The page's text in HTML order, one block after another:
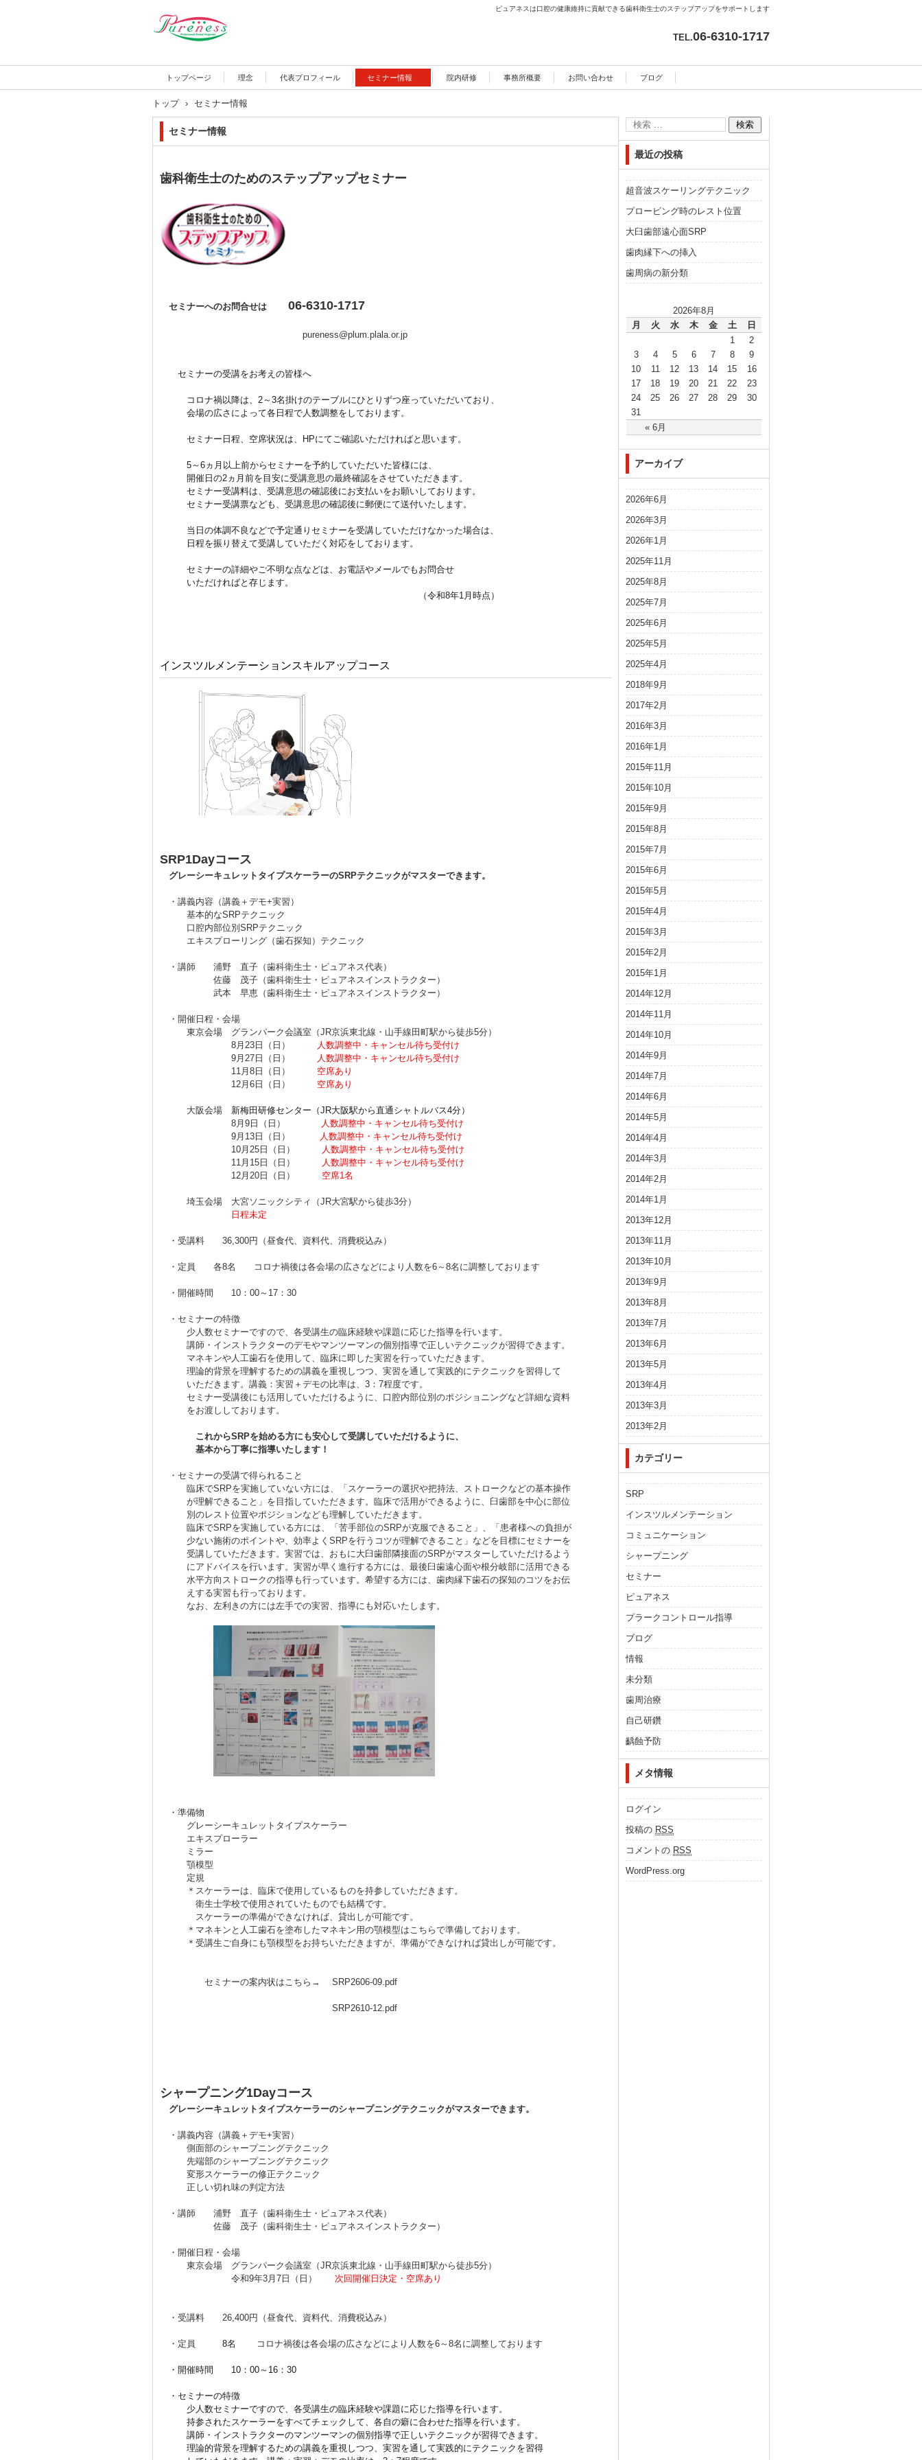
ピュアネスは口腔の健康維持に貢献できる歯科衛生士のステップアップをサポートします
TEL.06-6310-1717
トップページ 理念 代表プロフィール セミナー情報 院内研修 事務所概要 お問い合わせ ブログ
トップ › セミナー情報
セミナー情報
歯科衛生士のためのステップアップセミナー
セミナーへのお問合せは 06-6310-1717
pureness@plum.plala.or.jp
セミナーの受講をお考えの皆様へ
コロナ禍以降は、2～3名掛けのテーブルにひとりずつ座っていただいており、
会場の広さによって各日程で人数調整をしております。
セミナー日程、空席状況は、HPにてご確認いただければと思います。
5～6ヵ月以上前からセミナーを予約していただいた皆様には、
開催日の2ヵ月前を目安に受講意思の最終確認をさせていただきます。
セミナー受講料は、受講意思の確認後にお支払いをお願いしております。
セミナー受講票なども、受講意思の確認後に郵便にて送付いたします。
当日の体調不良などで予定通りセミナーを受講していただけなかった場合は、
日程を振り替えて受講していただく対応をしております。
セミナーの詳細やご不明な点などは、お電話やメールでもお問合せ
いただければと存じます。
（令和8年1月時点）
インスツルメンテーションスキルアップコース
SRP1Dayコース
グレーシーキュレットタイプスケーラーのSRPテクニックがマスターできます。
・講義内容（講義＋デモ+実習）
基本的なSRPテクニック
口腔内部位別SRPテクニック
エキスプローリング（歯石探知）テクニック
・講師 浦野 直子（歯科衛生士・ピュアネス代表）
佐藤 茂子（歯科衛生士・ピュアネスインストラクター）
武本 早恵（歯科衛生士・ピュアネスインストラクター）
・開催日程・会場
東京会場 グランパーク会議室（JR京浜東北線・山手線田町駅から徒歩5分）
8月23日（日）
人数調整中・キャンセル待ち受付け
9月27日（日）
人数調整中・キャンセル待ち受付け
11月8日（日） 空席あり
12月6日（日） 空席あり
大阪会場 新梅田研修センター（JR大阪駅から直通シャトルバス4分）
8月9日（日）
人数調整中・キャンセル待ち受付け
9月13日（日）
人数調整中・キャンセル待ち受付け
10月25日（日）
人数調整中・キャンセル待ち受付け
11月15日（日）
人数調整中・キャンセル待ち受付け
12月20日（日） 空席1名
埼玉会場 大宮ソニックシティ（JR大宮駅から徒歩3分）
日程未定
・受講料 36,300円（昼食代、資料代、消費税込み）
・定員 各8名 コロナ禍後は各会場の広さなどにより人数を6～8名に調整しております
・開催時間 10：00～17：30
・セミナーの特徴
少人数セミナーですので、各受講生の臨床経験や課題に応じた指導を行います。
講師・インストラクターのデモやマンツーマンの個別指導で正しいテクニックが習得できます。
マネキンや人工歯石を使用して、臨床に即した実習を行っていただきます。
理論的背景を理解するための講義を重視しつつ、実習を通して実践的にテクニックを習得して
いただきます。講義：実習＋デモの比率は、3：7程度です。
セミナー受講後にも活用していただけるように、口腔内部位別のポジショニングなど詳細な資料
をお渡ししております。
これからSRPを始める方にも安心して受講していただけるように、
基本から丁寧に指導いたします！
・セミナーの受講で得られること
臨床でSRPを実施していない方には、「スケーラーの選択や把持法、ストロークなどの基本操作
が理解できること」を目指していただきます。臨床で活用ができるように、臼歯部を中心に部位
別のレスト位置やポジションなども理解していただきます。
臨床でSRPを実施している方には、「苦手部位のSRPが克服できること」、「患者様への負担が
少ない施術のポイントや、効率よくSRPを行うコツが理解できること」などを目標にセミナーを
受講していただきます。実習では、おもに大臼歯部隣接面のSRPがマスターしていただけるよう
にアドバイスを行います。実習が早く進行する方には、最後臼歯遠心面や根分岐部に活用できる
水平方向ストロークの指導も行っています。希望する方には、歯肉縁下歯石の探知のコツをお伝
えする実習も行っております。
なお、左利きの方には左手での実習、指導にも対応いたします。
・準備物
グレーシーキュレットタイプスケーラー
エキスプローラー
ミラー
顎模型
定規
＊スケーラーは、臨床で使用しているものを持参していただきます。
衛生士学校で使用されていたものでも結構です。
スケーラーの準備ができなければ、貸出しが可能です。
＊マネキンと人工歯石を塗布したマネキン用の顎模型はこちらで準備しております。
＊受講生ご自身にも顎模型をお持ちいただきますが、準備ができなければ貸出しが可能です。
セミナーの案内状はこちら→ SRP2606-09.pdf
SRP2610-12.pdf
シャープニング1Dayコース
グレーシーキュレットタイプスケーラーのシャープニングテクニックがマスターできます。
・講義内容（講義＋デモ+実習）
側面部のシャープニングテクニック
先端部のシャープニングテクニック
変形スケーラーの修正テクニック
正しい切れ味の判定方法
・講師 浦野 直子（歯科衛生士・ピュアネス代表）
佐藤 茂子（歯科衛生士・ピュアネスインストラクター）
・開催日程・会場
東京会場 グランパーク会議室（JR京浜東北線・山手線田町駅から徒歩5分）
令和9年3月7日（日） 次回 開催日決定・空席あり
・受講料 26,400円（昼食代、資料代、消費税込み）
・定員 8名 コロナ禍後は各会場の広さなどにより人数を6～8名に調整しております
・開催時間 10：00～16：30
・セミナーの特徴
少人数セミナーですので、各受講生の臨床経験や課題に応じた指導を行います。
持参されたスケーラーをすべてチェックして、各自の癖に合わせた指導を行います。
講師・インストラクターのマンツーマンの個別指導で正しいテクニックが習得できます。
理論的背景を理解するための講義を重視しつつ、実習を通して実践的にテクニックを習得
最近の投稿
超音波スケーリングテクニック
プロービング時のレスト位置
大臼歯部遠心面SRP
歯肉縁下への挿入
歯周病の新分類
2026年8月
月
火 水 木 金 土 日
« 6月
1
2
3
4 5 6 7 8
9
10
11 12 13 14 15
16
17
18 19 20 21 22
23
24
25 26 27 28 29
30
31
アーカイブ
2026年6月
2026年3月
2026年1月
2025年11月
2025年8月
2025年7月
2025年6月
2025年5月
2025年4月
2018年9月
2017年2月
2016年3月
2016年1月
2015年11月
2015年10月
2015年9月
2015年8月
2015年7月
2015年6月
2015年5月
2015年4月
2015年3月
2015年2月
2015年1月
2014年12月
2014年11月
2014年10月
2014年9月
2014年7月
2014年6月
2014年5月
2014年4月
2014年3月
2014年2月
2014年1月
2013年12月
2013年11月
2013年10月
2013年9月
2013年8月
2013年7月
2013年6月
2013年5月
2013年4月
2013年3月
2013年2月
カテゴリー
SRP
インスツルメンテーション
コミュニケーション
シャープニング
セミナー
ピュアネス
プラークコントロール指導
ブログ
情報
未分類
歯周治療
自己研鑽
齲蝕予防
メタ情報
ログイン
投稿の RSS
コメントの RSS
WordPress.org